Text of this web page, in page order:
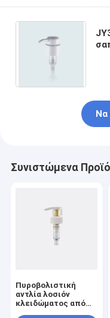
Να
Συνιστώμενα
Πυροβολιστική
αντλία λοσιόν
κλειδώματος από